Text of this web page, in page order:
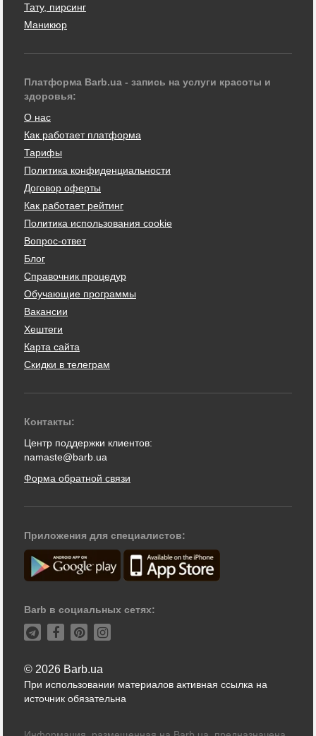
Тату, пирсинг
Маникюр
Платформа Barb.ua - запись на услуги красоты и
здоровья:
О нас
Как работает платформа
Тарифы
Политика конфиденциальности
Договор оферты
Как работает рейтинг
Политика использования cookie
Вопрос-ответ
Блог
Справочник процедур
Обучающие программы
Вакансии
Хештеги
Карта сайта
Скидки в телеграм
Контакты:
Центр поддержки клиентов:
namaste@barb.ua
Форма обратной связи
Приложения для специалистов:
Barb в социальных сетях:
© 2026 Barb.ua
При использовании материалов активная ссылка на
источник обязательна